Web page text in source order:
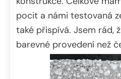
pocit a námi testovaná
také přispívá. Jsem rád,
barevné provedení než